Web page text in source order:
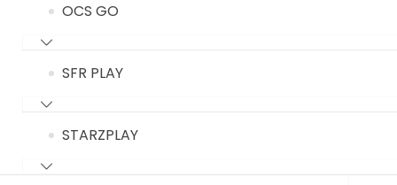
OCS GO
SFR PLAY
STARZPLAY